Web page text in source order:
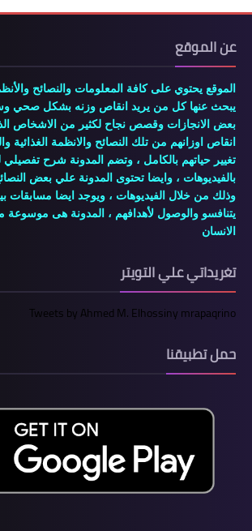
عن الموقع
الموقع يحتوي على كافة المعلومات والنصائح
يبحث عنها كل من يريد انقاص وزنه بشكل صحي
بعض الانجازات وقصص نجاح لكثير من الاشخاص
انقاص اوزانهم من تلك النصائح والانظمة
تغيير حياتهم بالكامل ، وتضم المدونة شرح
بالفيديوهات ، وايضا تحتوى المدونة علي بعض
وذلك من خلال الفيديوهات ، ويوجد ايضا مسابقات
يتنافسو والوصول لأهدافهم ، المدونة هى موسوعة
الانسان
تغريداتي علي التويتر
Tweets by Ahmed M. Elhossiny mrapaqrino
حمل تطبيقنا